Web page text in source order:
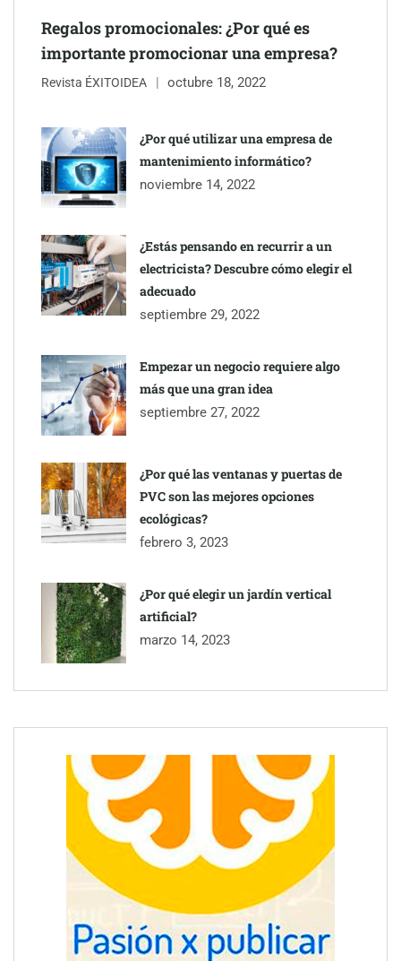
Regalos promocionales: ¿Por qué es
importante promocionar una empresa?
Revista ÉXITOIDEA octubre 18, 2022
¿Por qué utilizar una empresa de
mantenimiento informático?
noviembre 14, 2022
¿Estás pensando en recurrir a un
electricista? Descubre cómo elegir el
adecuado
septiembre 29, 2022
Empezar un negocio requiere algo
más que una gran idea
septiembre 27, 2022
¿Por qué las ventanas y puertas de
PVC son las mejores opciones
ecológicas?
febrero 3, 2023
¿Por qué elegir un jardín vertical
artificial?
marzo 14, 2023